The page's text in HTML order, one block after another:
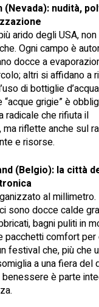
(Nevada): nudità,
arido degli USA,
Ogni campo è
docce a
altri si affidano a
di bottiglie
grigie” è
radicale che rifiuta il
ma riflette anche sul
e risorse.
(Belgio): la città
al millimetro.
sono docce calde
bagni puliti in
pacchetti comfort per
festival che, più che
a una fiera del
è parte